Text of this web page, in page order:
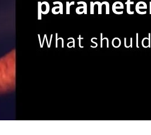
MICRÓFONO INALÁMBRICO